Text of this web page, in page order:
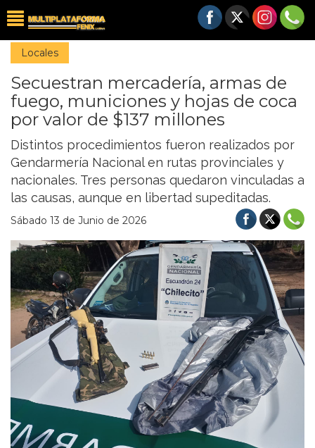
Locales
Secuestran mercadería, armas de
fuego, municiones y hojas de coca
por valor de $137 millones
Distintos procedimientos fueron realizados por
Gendarmería Nacional en rutas provinciales y
nacionales. Tres personas quedaron vinculadas a
las causas, aunque en libertad supeditadas.
Sábado 13 de Junio de 2026